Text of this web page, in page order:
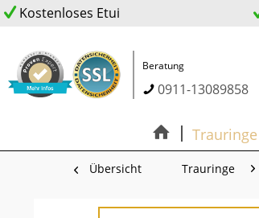
Kostenloses Etui
Beratung
0911-13089858
Trauringe
Übersicht Trauringe